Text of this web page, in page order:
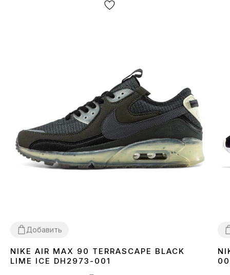
Добавить
3640 4142 434445
NIKE AIR MAX 90 TERRASCAPE BLACK
LIME ICE DH2973-001